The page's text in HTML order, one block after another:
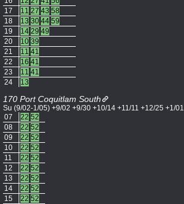
17
11 27 43 58
18
13 30 44 59
19
14 29 49
20
10 39
21
11 41
22
16 41
23
11 41
24
13
170 Port Coquitlam South
Su (9/02-1/05) +9/02 +9/30 +10/14 +11/11 +12/25 +1/01
07
22 52
08
22 52
09
22 52
10
22 52
11
22 52
12
22 52
13
22 52
14
22 52
15
22 52